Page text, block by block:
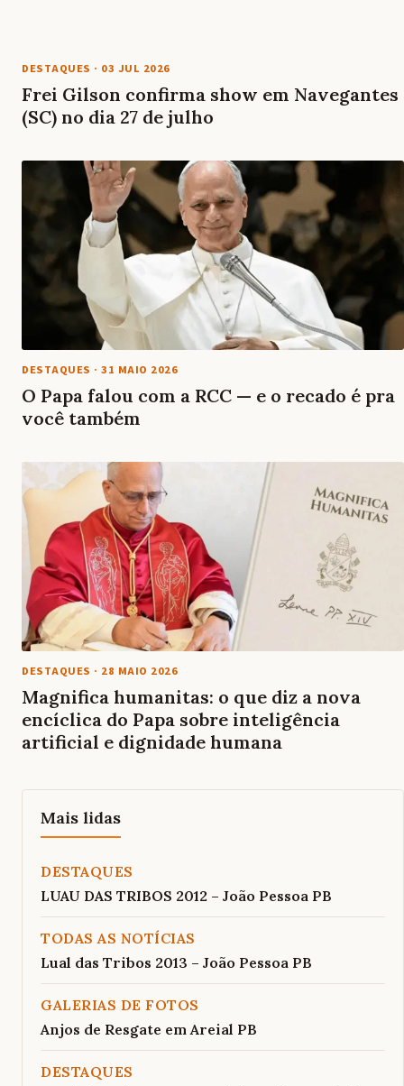
DESTAQUES · 03 JUL 2026
Frei Gilson confirma show em Navegantes
(SC) no dia 27 de julho
DESTAQUES · 31 MAIO 2026
O Papa falou com a RCC — e o recado é pra
você também
DESTAQUES · 28 MAIO 2026
Magnifica humanitas: o que diz a nova
encíclica do Papa sobre inteligência
artificial e dignidade humana
Mais lidas
DESTAQUES
LUAU DAS TRIBOS 2012 – João Pessoa PB
TODAS AS NOTÍCIAS
Lual das Tribos 2013 – João Pessoa PB
GALERIAS DE FOTOS
Anjos de Resgate em Areial PB
DESTAQUES